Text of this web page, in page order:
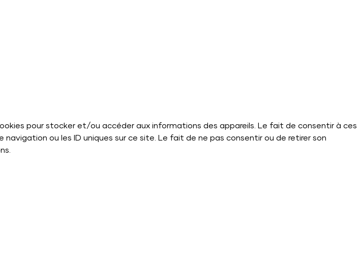
pour stocker et/ou accéder aux informations des appareils. Le fait de consentir à ces
ou les ID uniques sur ce site. Le fait de ne pas consentir ou de retirer son